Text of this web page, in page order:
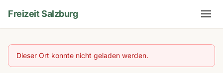
Freizeit Salzburg
Dieser Ort konnte nicht geladen werden.